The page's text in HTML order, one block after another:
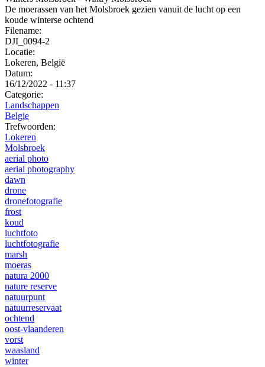
De moerassen van het Molsbroek gezien vanuit de lucht op een
koude winterse ochtend
Filename:
DJI_0094-2
Locatie:
Lokeren, België
Datum:
16/12/2022 - 11:37
Categorie:
Landschappen
Belgie
Trefwoorden:
Lokeren
Molsbroek
aerial photo
aerial photography
dawn
drone
dronefotografie
frost
koud
luchtfoto
luchtfotografie
marsh
moeras
natura 2000
nature reserve
natuurpunt
natuurreservaat
ochtend
oost-vlaanderen
vorst
waasland
winter